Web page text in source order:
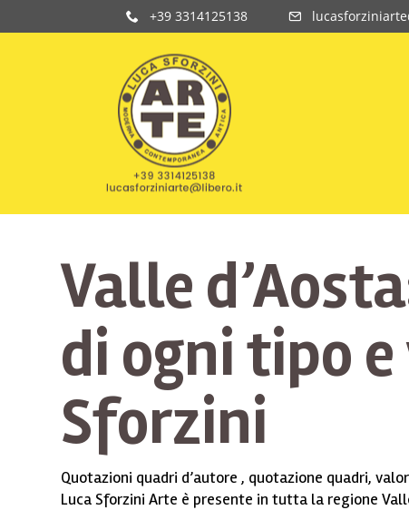
+39 3314125138
Valle
di ogni tipo
Sforzini
Quotazioni quadri d’autore , quotazione quadri,
Luca Sforzini Arte è presente in tutta la regione